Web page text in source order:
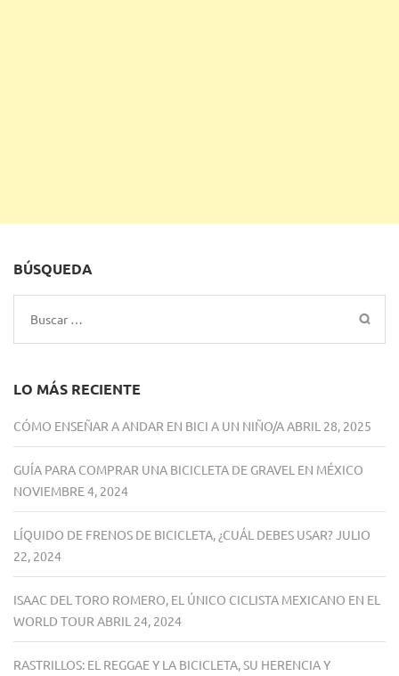
BÚSQUEDA
Buscar:
LO MÁS RECIENTE
CÓMO ENSEÑAR A ANDAR EN BICI A UN NIÑO/AABRIL 28, 2025
GUÍA PARA COMPRAR UNA BICICLETA DE GRAVEL EN MÉXICO
NOVIEMBRE 4, 2024
LÍQUIDO DE FRENOS DE BICICLETA, ¿CUÁL DEBES USAR?JULIO
22, 2024
ISAAC DEL TORO ROMERO, EL ÚNICO CICLISTA MEXICANO EN EL
WORLD TOUR ABRIL 24, 2024
RASTRILLOS: EL REGGAE Y LA BICICLETA, SU HERENCIA Y